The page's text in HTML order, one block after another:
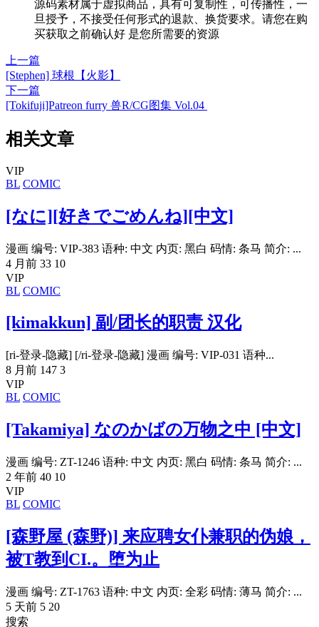
源码素材属于虚拟商品，具有可复制性，可传播性，一
旦授予，不接受任何形式的退款、换货要求。请您在购
买获取之前确认好 是您所需要的资源
上一篇
[Stephen] 球根【火影】
下一篇
[Tokifuji]Patreon furry 兽R/CG图集 Vol.04
相关文章
VIP
BL COMIC
[なに][好きでごめんね][中文]
漫画 编号: VIP-383 语种: 中文 内页: 黑白 码情: 条马 简介: ...
4 月前 33 10
VIP
BL COMIC
[kimakkun] 副/团长的职责 汉化
[ri-登录-隐藏] [/ri-登录-隐藏] 漫画 编号: VIP-031 语种...
8 月前 147 3
VIP
BL COMIC
[Takamiya] なのかばの万物之中 [中文]
漫画 编号: ZT-1246 语种: 中文 内页: 黑白 码情: 条马 简介: ...
2 年前 40 10
VIP
BL COMIC
[森野屋 (森野)] 来应聘女仆兼职的伪娘，
被T教到CI.。堕为止
漫画 编号: ZT-1763 语种: 中文 内页: 全彩 码情: 薄马 简介: ...
5 天前 5 20
搜索